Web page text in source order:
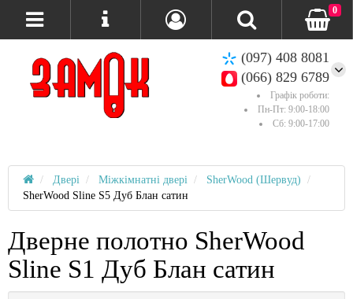
(097) 408 8081
(066) 829 6789
Графік роботи:
Пн-Пт: 9:00-18:00
Сб: 9:00-17:00
0
Двері Міжкімнатні двері
SherWood (Шервуд)
SherWood Sline S5 Дуб Блан сатин
Дверне полотно SherWood
Sline S1 Дуб Блан сатин